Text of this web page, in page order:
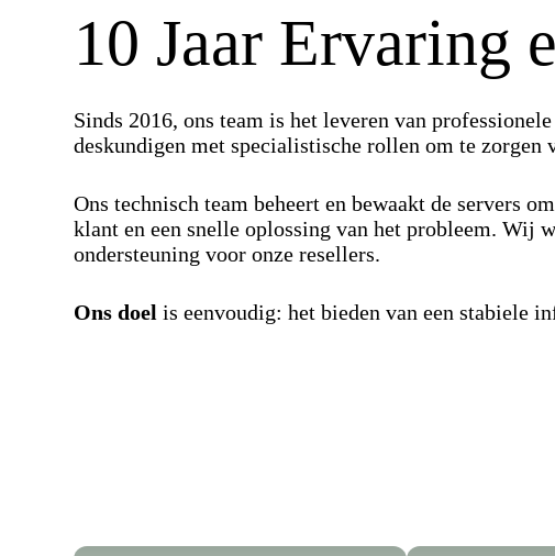
10 Jaar Ervaring
Sinds 2016, ons team is het leveren van
deskundigen met specialistische rollen om te zorgen
Ons technisch team beheert en bewaakt de servers
klant en een snelle oplossing van het probleem. Wij
ondersteuning voor onze resellers.
Ons doel is eenvoudig: het bieden van een stabiele